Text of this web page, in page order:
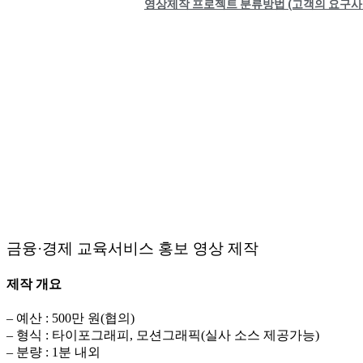
영상제작 프로젝트 분류방법 (고객의 요구
금융·경제 교육서비스 홍보 영상 제작
제작 개요
– 예산 : 500만 원(협의)
– 형식 : 타이포그래피, 모션그래픽(실사 소스 제공가능)
– 분량 : 1분 내외